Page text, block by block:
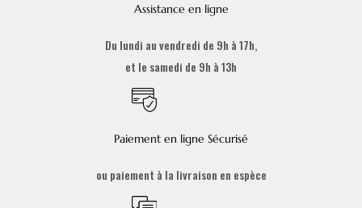
Assistance en ligne
Du lundi au vendredi de 9h à 17h,
et le samedi de 9h à 13h
Paiement en ligne Sécurisé
ou paiement à la livraison en espèce